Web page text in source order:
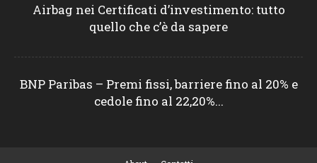
Airbag nei Certificati d’investimento: tutto
quello che c’è da sapere
BNP Paribas – Premi fissi, barriere fino al 20% e
cedole fino al 22,20%...